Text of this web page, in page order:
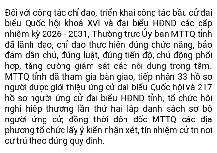
Đối với công tác chỉ đạo, triển khai công tác bầu cử đại
biểu Quốc hội khoá XVI và đại biểu HĐND các cấp
nhiệm kỳ 2026 - 2031, Thường trực Ủy ban MTTQ tỉnh
đã lãnh đạo, chỉ đạo thực hiện đúng chức năng, bảo
đảm dân chủ, đúng luật, đúng tiến độ; chủ động phối
hợp, tăng cường giám sát các nội dung trọng tâm.
MTTQ tỉnh đã tham gia bàn giao, tiếp nhận 33 hồ sơ
người được giới thiệu ứng cử đại biểu Quốc hội và 217
hồ sơ người ứng cử đại biểu HĐND tỉnh; tổ chức hội
nghị hiệp thương lần thứ hai lập danh sách sơ bộ
người ứng cử; đồng thời đôn đốc MTTQ các địa
phương tổ chức lấy ý kiến nhận xét, tín nhiệm cử tri nơi
cư trú theo đúng quy định.